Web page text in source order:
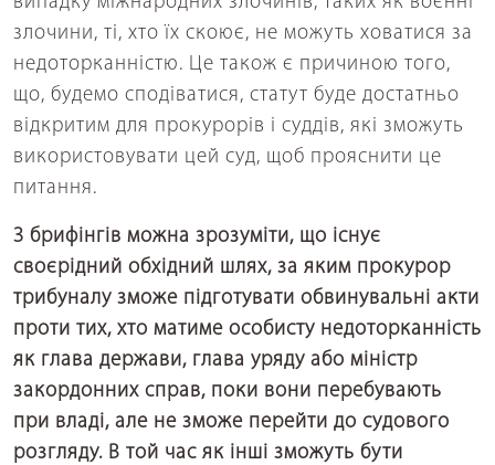
злочини, ті, хто їх скоює, не можуть ховатися за
недоторканністю. Це також є причиною того,
що, будемо сподіватися, статут буде достатньо
відкритим для прокурорів і суддів, які зможуть
використовувати цей суд, щоб прояснити це
питання.
З брифінгів можна зрозуміти, що існує
своєрідний обхідний шлях, за яким прокурор
трибуналу зможе підготувати обвинувальні акти
проти тих, хто матиме особисту недоторканність
як глава держави, глава уряду або міністр
закордонних справ, поки вони перебувають
при владі, але не зможе перейти до судового
розгляду. В той час як інші зможуть бути